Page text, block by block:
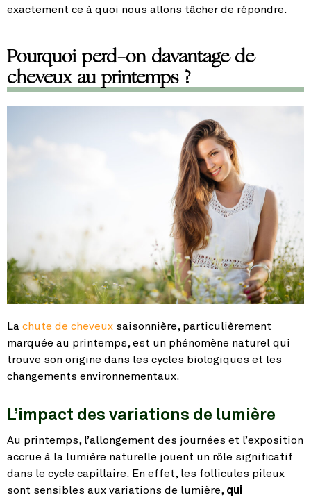
exactement ce à quoi nous allons tâcher de répondre.
Pourquoi perd-on davantage de
cheveux au printemps ?
La chute de cheveux saisonnière, particulièrement
marquée au printemps, est un phénomène naturel qui
trouve son origine dans les cycles biologiques et les
changements environnementaux.
L’impact des variations de lumière
Au printemps, l’allongement des journées et l’exposition
accrue à la lumière naturelle jouent un rôle significatif
dans le cycle capillaire. En effet, les follicules pileux
sont sensibles aux variations de lumière, qui